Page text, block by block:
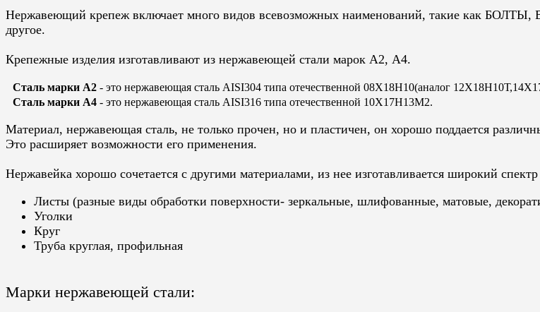
Нержавеющий крепеж включает много видов всевозможных наименований, такие как
другое.
Крепежные изделия изготавливают из нержавеющей стали марок А2, А4.
Сталь марки А2 - это нержавеющая сталь AISI304 типа отечественной 08Х18Н10(аналог
Сталь марки А4 - это нержавеющая сталь AISI316 типа отечественной 10Х17Н13М2.
Материал, нержавеющая сталь, не только прочен, но и пластичен, он хорошо поддается
Это расширяет возможности его применения.
Нержавейка хорошо сочетается с другими материалами, из нее изготавливается широкий
Листы (разные виды обработки поверхности- зеркальные, шлифованные, матовые,
Уголки
Круг
Труба круглая, профильная
Марки нержавеющей стали: